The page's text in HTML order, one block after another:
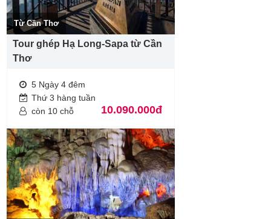
Từ Cần Thơ
Tour ghép Hạ Long-Sapa từ Cần
Thơ
5 Ngày 4 đêm
Thứ 3 hàng tuần
còn 10 chỗ
10.090.000đ